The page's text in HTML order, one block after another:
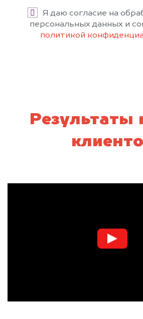
Я даю согласие на
персональных данных и
политикой
Результаты